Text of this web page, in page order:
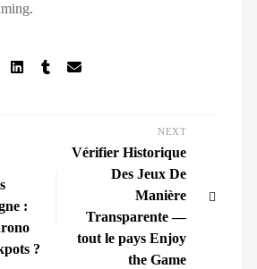
:
?
NEXT
Vérifier Historique
Des Jeux De
Manière
Transparente —
tout le pays Enjoy
the Game